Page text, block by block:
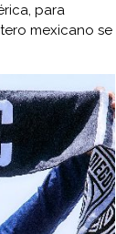
para
mexicano se